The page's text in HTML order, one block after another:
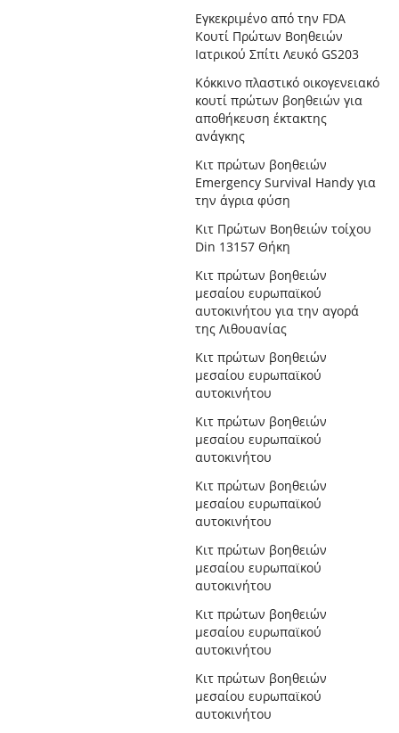
Εγκεκριμένο από την FDA
Κουτί Πρώτων Βοηθειών
Ιατρικού Σπίτι Λευκό GS203
Κόκκινο πλαστικό οικογενειακό
κουτί πρώτων βοηθειών για
αποθήκευση έκτακτης
ανάγκης
Κιτ πρώτων βοηθειών
Emergency Survival Handy για
την άγρια ​​φύση
Κιτ Πρώτων Βοηθειών τοίχου
Din 13157 Θήκη
Κιτ πρώτων βοηθειών
μεσαίου ευρωπαϊκού
αυτοκινήτου για την αγορά
της Λιθουανίας
Κιτ πρώτων βοηθειών
μεσαίου ευρωπαϊκού
αυτοκινήτου
Κιτ πρώτων βοηθειών
μεσαίου ευρωπαϊκού
αυτοκινήτου
Κιτ πρώτων βοηθειών
μεσαίου ευρωπαϊκού
αυτοκινήτου
Κιτ πρώτων βοηθειών
μεσαίου ευρωπαϊκού
αυτοκινήτου
Κιτ πρώτων βοηθειών
μεσαίου ευρωπαϊκού
αυτοκινήτου
Κιτ πρώτων βοηθειών
μεσαίου ευρωπαϊκού
αυτοκινήτου